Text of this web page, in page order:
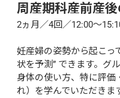
周産期科産前産
2ヵ月／4回／12:00～
妊産婦の姿勢から起こっ
状を予測” できます。グ
身体の使い方、特に評
れ）を学んでいただきま